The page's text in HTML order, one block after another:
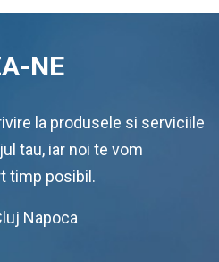
NE
la produsele si serviciile
tau, iar noi te vom
timp posibil.
Napoca